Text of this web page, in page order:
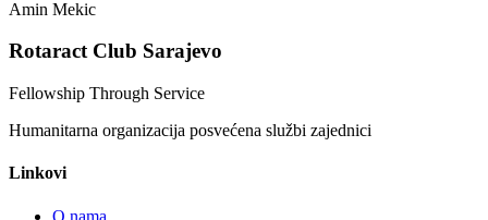
Amin Mekic
Rotaract Club Sarajevo
Fellowship Through Service
Humanitarna organizacija posvećena službi zajednici
Linkovi
O nama